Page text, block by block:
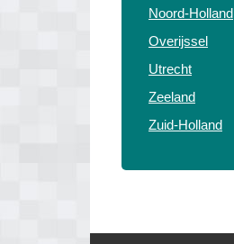
Noord-Holland
Overijssel
Utrecht
Zeeland
Zuid-Holland